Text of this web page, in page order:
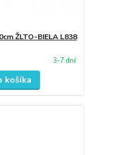
ŽLTO-BIELA L838
3-7 dní
košíka